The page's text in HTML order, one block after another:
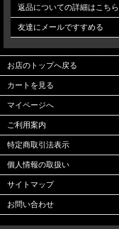
返品についての詳細はこちら
友達にメールですすめる
お店のトップへ戻る
カートを見る
マイページへ
ご利用案内
特定商取引法表示
個人情報の取扱い
サイトマップ
お問い合わせ